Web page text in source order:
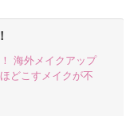
海外メイクアップ
どこすメイクが不